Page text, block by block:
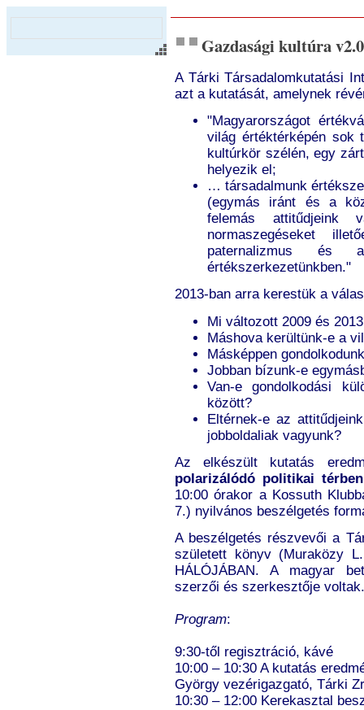
Gazdasági kultúra v2.0
A Tárki Társadalomkutatási
azt a kutatását, amelynek
"Magyarországot
világ értéktérképén sok
kultúrkör szélén, egy
helyezik el;
… társadalmunk
(egymás iránt és a
felemás attitűdjeink
normaszegéseket
paternalizmus és
értékszerkezetünkben."
2013-ban arra kerestük a
Mi változott 2009 és
Máshova kerültünk-e a
Másképpen
Jobban bízunk-e
Van-e gondolkodási
között?
Eltérnek-e az
jobboldaliak vagyunk?
Az elkészült kutatás
polarizálódó politikai térben
10:00 órakor a Kossuth
7.) nyilvános beszélgetés
A beszélgetés részvevői a
született könyv (Muraközy
HÁLÓJÁBAN. A magyar
szerzői és szerkesztője voltak.
Program:
9:30-től regisztráció, kávé
10:00 – 10:30 A kutatás
György vezérigazgató, Tárki
10:30 – 12:00 Kerekasztal